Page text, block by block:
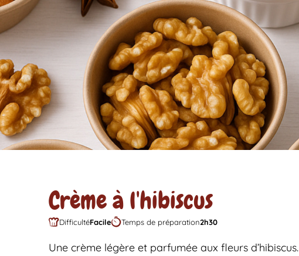
Crème à l'hibiscus
DifficultéFacile Temps de préparation2h30
Une crème légère et parfumée aux fleurs d’hibiscus.